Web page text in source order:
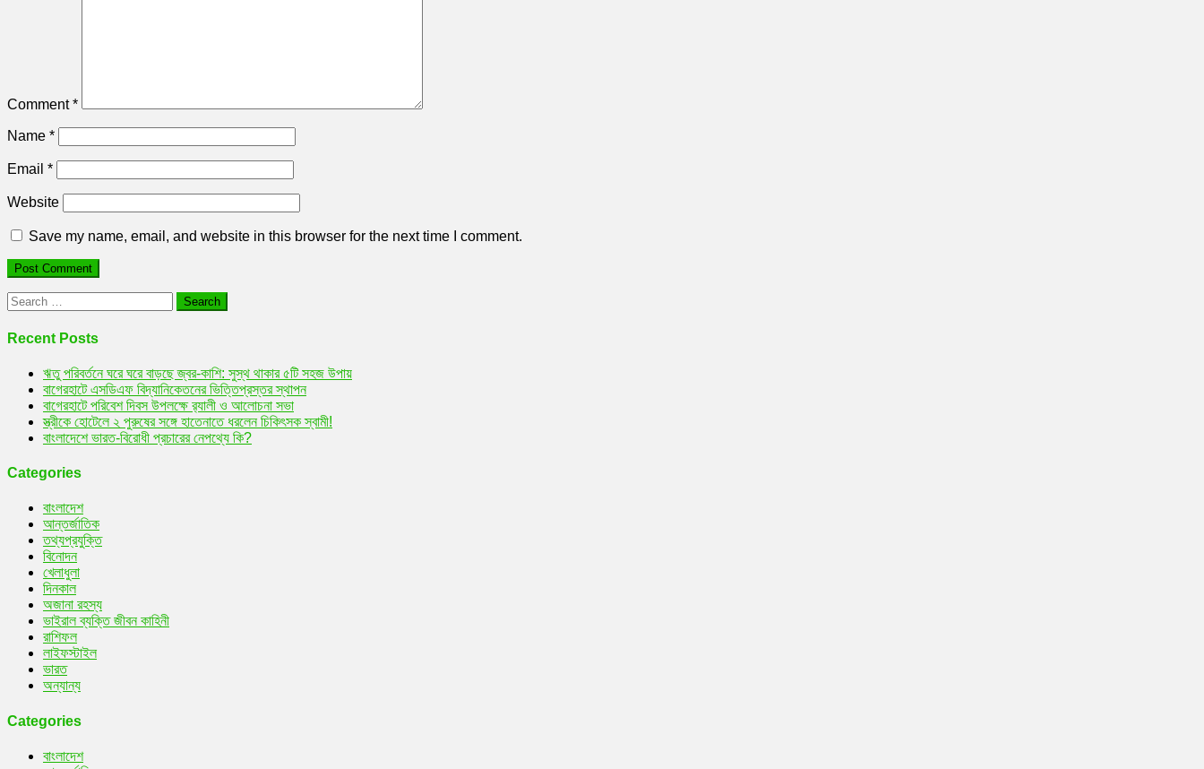
Comment*
Name *
Email *
Website
Save my name, email, and website in this browser for the next time I comment.
Search
for:
Recent Posts
ঋতু পরিবর্তনে ঘরে ঘরে বাড়ছে জ্বর-কাশি: সুস্থ থাকার ৫টি সহজ উপায়
বাগেরহাটে এসডিএফ বিদ্যানিকেতনের ভিত্তিপ্রস্তর স্থাপন
বাগেরহাটে পরিবেশ দিবস উপলক্ষে র‌্যালী ও আলোচনা সভা
স্ত্রীকে হোটেলে ২ পুরুষের সঙ্গে হাতেনাতে ধরলেন চিকিৎসক স্বামী!
বাংলাদেশে ভারত-বিরোধী প্রচারের নেপথ্যে কি?
Categories
বাংলাদেশ
আন্তর্জাতিক
তথ্যপ্রযুক্তি
বিনোদন
খেলাধুলা
দিনকাল
অজানা রহস্য
ভাইরাল ব্যক্তি জীবন কাহিনী
রাশিফল
লাইফস্টাইল
ভারত
অন্যান্য
Categories
বাংলাদেশ